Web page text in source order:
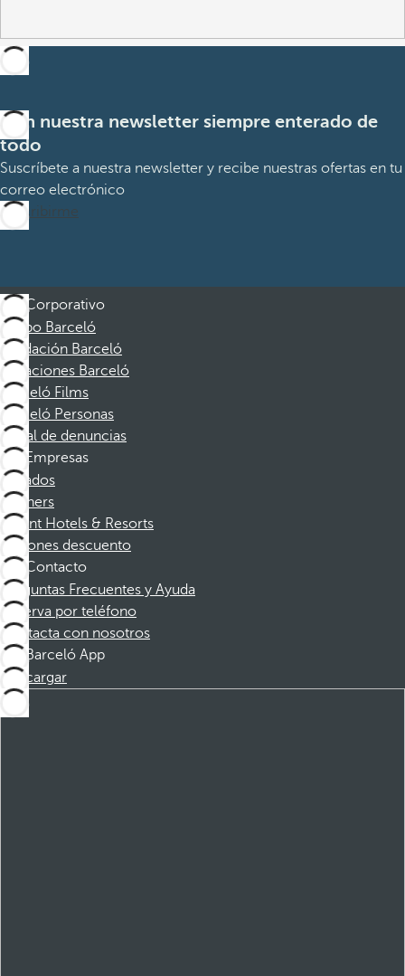
Con nuestra newsletter siempre enterado de
todo
Suscríbete a nuestra newsletter y recibe nuestras ofertas en tu
correo electrónico
Suscribirme
Corporativo
Grupo Barceló
Fundación Barceló
Vacaciones Barceló
Barceló Films
Barceló Personas
Canal de denuncias
Empresas
Afiliados
Partners
Dorint Hotels & Resorts
Cupones descuento
Contacto
Preguntas Frecuentes y Ayuda
Reserva por teléfono
Contacta con nosotros
Barceló App
Descargar